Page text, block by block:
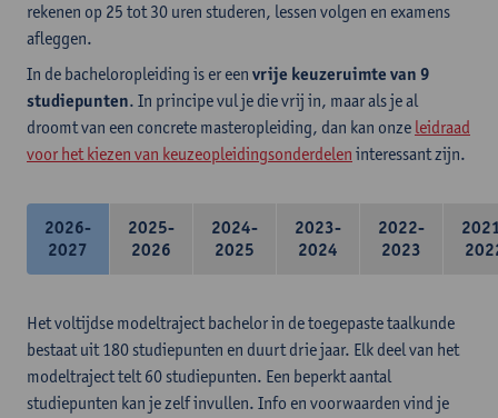
rekenen op 25 tot 30 uren studeren, lessen volgen en examens
afleggen.
In de bacheloropleiding is er een vrije keuzeruimte van 9
studiepunten. In principe vul je die vrij in, maar als je al
droomt van een concrete masteropleiding, dan kan onze leidraad
voor het kiezen van keuzeopleidingsonderdelen interessant zijn.
2026-
2027
2025-
2026
2024-
2025
2023-
2024
2022-
2023
Het voltijdse modeltraject bachelor in de toegepaste taalkunde
bestaat uit 180 studiepunten en duurt drie jaar. Elk deel van het
modeltraject telt 60 studiepunten. Een beperkt aantal
studiepunten kan je zelf invullen. Info en voorwaarden vind je